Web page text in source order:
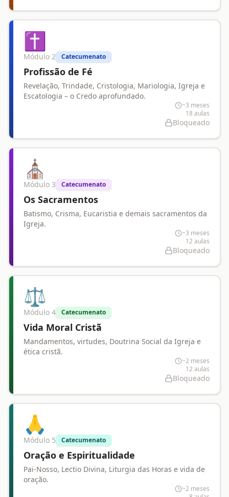
✝️
Módulo 2 Catecumenato
Profissão de Fé
Revelação, Trindade, Cristologia, Mariologia, Igreja e
Escatologia – o Credo aprofundado.
~3 meses
18 aulas
Bloqueado
⛪
Módulo 3 Catecumenato
Os Sacramentos
Batismo, Crisma, Eucaristia e demais sacramentos da
Igreja.
~3 meses
12 aulas
Bloqueado
⚖️
Módulo 4 Catecumenato
Vida Moral Cristã
Mandamentos, virtudes, Doutrina Social da Igreja e
ética cristã.
~2 meses
12 aulas
Bloqueado
🙏
Módulo 5 Catecumenato
Oração e Espiritualidade
Pai-Nosso, Lectio Divina, Liturgia das Horas e vida de
oração.
~2 meses